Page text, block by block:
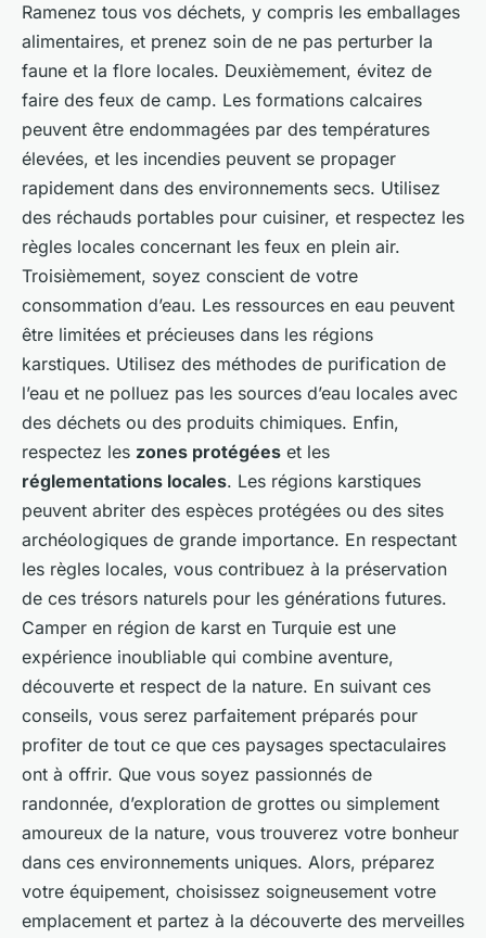
Ramenez tous vos déchets, y compris les emballages
alimentaires, et prenez soin de ne pas perturber la
faune et la flore locales. Deuxièmement, évitez de
faire des feux de camp. Les formations calcaires
peuvent être endommagées par des températures
élevées, et les incendies peuvent se propager
rapidement dans des environnements secs. Utilisez
des réchauds portables pour cuisiner, et respectez les
règles locales concernant les feux en plein air.
Troisièmement, soyez conscient de votre
consommation d’eau. Les ressources en eau peuvent
être limitées et précieuses dans les régions
karstiques. Utilisez des méthodes de purification de
l’eau et ne polluez pas les sources d’eau locales avec
des déchets ou des produits chimiques. Enfin,
respectez les zones protégées et les
réglementations locales. Les régions karstiques
peuvent abriter des espèces protégées ou des sites
archéologiques de grande importance. En respectant
les règles locales, vous contribuez à la préservation
de ces trésors naturels pour les générations futures.
Camper en région de karst en Turquie est une
expérience inoubliable qui combine aventure,
découverte et respect de la nature. En suivant ces
conseils, vous serez parfaitement préparés pour
profiter de tout ce que ces paysages spectaculaires
ont à offrir. Que vous soyez passionnés de
randonnée, d’exploration de grottes ou simplement
amoureux de la nature, vous trouverez votre bonheur
dans ces environnements uniques. Alors, préparez
votre équipement, choisissez soigneusement votre
emplacement et partez à la découverte des merveilles